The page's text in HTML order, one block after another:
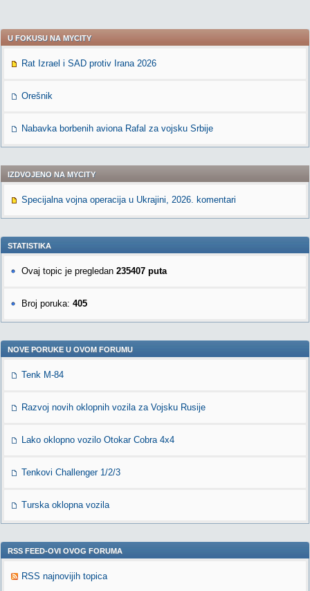
U FOKUSU NA MYCITY
Rat Izrael i SAD protiv Irana 2026
Orešnik
Nabavka borbenih aviona Rafal za vojsku Srbije
IZDVOJENO NA MYCITY
Specijalna vojna operacija u Ukrajini, 2026. komentari
STATISTIKA
Ovaj topic je pregledan 235407 puta
Broj poruka: 405
NOVE PORUKE U OVOM FORUMU
Tenk M-84
Razvoj novih oklopnih vozila za Vojsku Rusije
Lako oklopno vozilo Otokar Cobra 4x4
Tenkovi Challenger 1/2/3
Turska oklopna vozila
RSS FEED-OVI OVOG FORUMA
RSS najnovijih topica